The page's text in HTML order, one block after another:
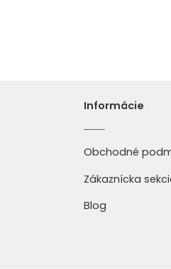
Informácie
Obchodné
Zákaznícka
Blog